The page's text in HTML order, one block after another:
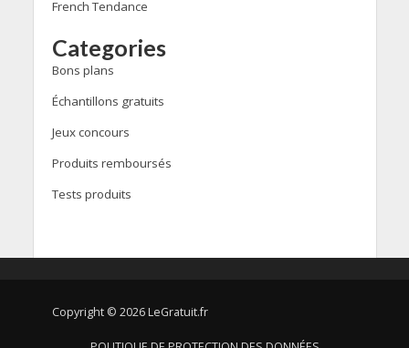
French Tendance
Categories
Bons plans
Échantillons gratuits
Jeux concours
Produits remboursés
Tests produits
Copyright © 2026 LeGratuit.fr